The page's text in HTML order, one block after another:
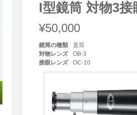
I型鏡筒 対物3
¥50,000
鏡筒の種類
直筒
対物レンズ
OB-3
接眼レンズ
OC-10